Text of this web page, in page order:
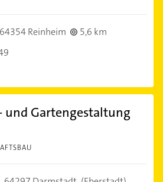
64354 Reinheim
5,6 km
und Gartengestaltung